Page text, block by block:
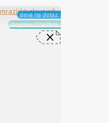
sleva na dotaz
Doprava ZDARMA